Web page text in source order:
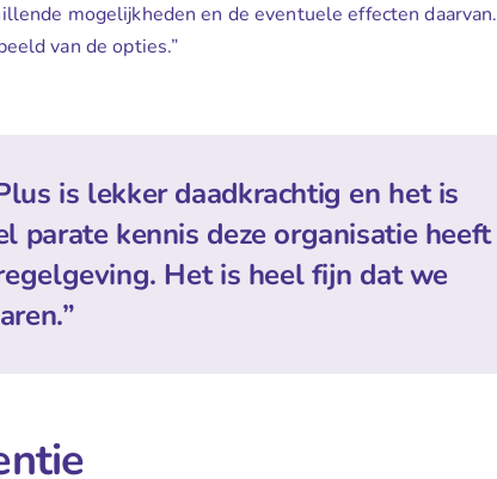
mogelijkheden en de eventuele effecten daarvan.
van de opties.”
is lekker daadkrachtig en het is
parate kennis deze organisatie heeft
Het is heel fijn dat we